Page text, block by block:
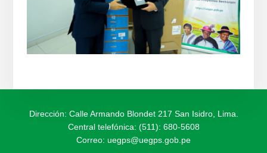
Dirección: Calle Armando Blondet 217 San Isidro, Lima.
Central telefónica: (511): 680-5608
Correo: uegps@uegps.gob.pe